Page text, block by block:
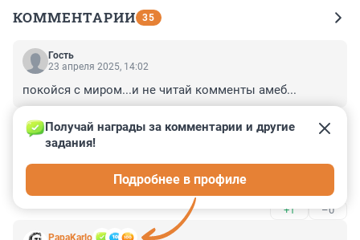
КОММЕНТАРИИ 35
Гость
23 апреля 2025, 14:02
покойся с миром...и не читай комменты амеб...
Гость
Наследство 2 млрда долларов
+1 –0
PapaKarlo
Получай награды за комментарии и другие
задания!
Подробнее в профиле